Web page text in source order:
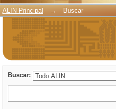
ALIN Principal → Buscar
Buscar: